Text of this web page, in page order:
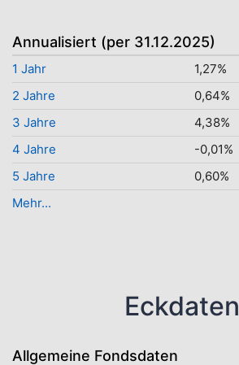
Annualisiert (per 31.12.2025)
1 Jahr
1,27%
2 Jahre
0,64%
3 Jahre
4,38%
4 Jahre
-0,01%
5 Jahre
0,60%
Mehr...
Eckdaten
Allgemeine Fondsdaten